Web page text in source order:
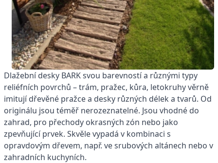
Dlažební desky BARK svou barevností a různými typy
reliéfních povrchů – trám, pražec, kůra, letokruhy věrně
imitují dřevěné pražce a desky různých délek a tvarů. Od
originálu jsou téměř nerozeznatelné. Jsou vhodné do
zahrad, pro přechody okrasných zón nebo jako
zpevňující prvek. Skvěle vypadá v kombinaci s
opravdovým dřevem, např. ve srubových altánech nebo v
zahradních kuchyních.